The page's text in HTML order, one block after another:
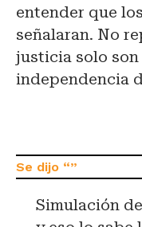
entender que
señalaran. No
justicia solo
independencia
Simulación